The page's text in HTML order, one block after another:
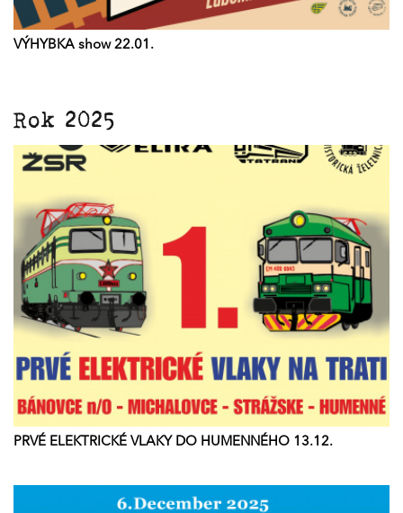
VÝHYBKA show 22.01.
Rok 2025
PRVÉ ELEKTRICKÉ VLAKY DO HUMENNÉHO 13.12.